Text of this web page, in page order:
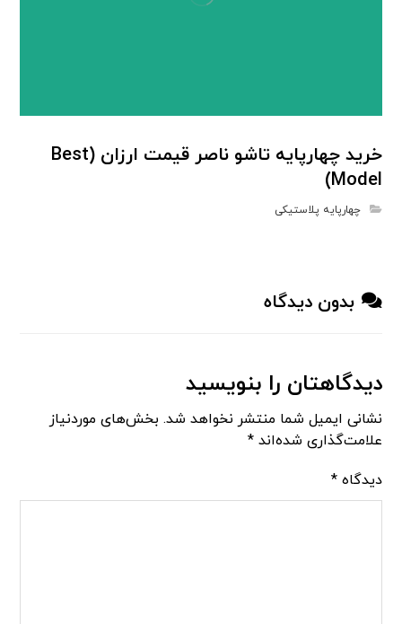
خرید چهارپایه تاشو ناصر قیمت ارزان (Best
Model)
چهارپایه پلاستیکی
بدون دیدگاه
دیدگاهتان را بنویسید
نشانی ایمیل شما منتشر نخواهد شد. بخش‌های موردنیاز
علامت‌گذاری شده‌اند*
دیدگاه*